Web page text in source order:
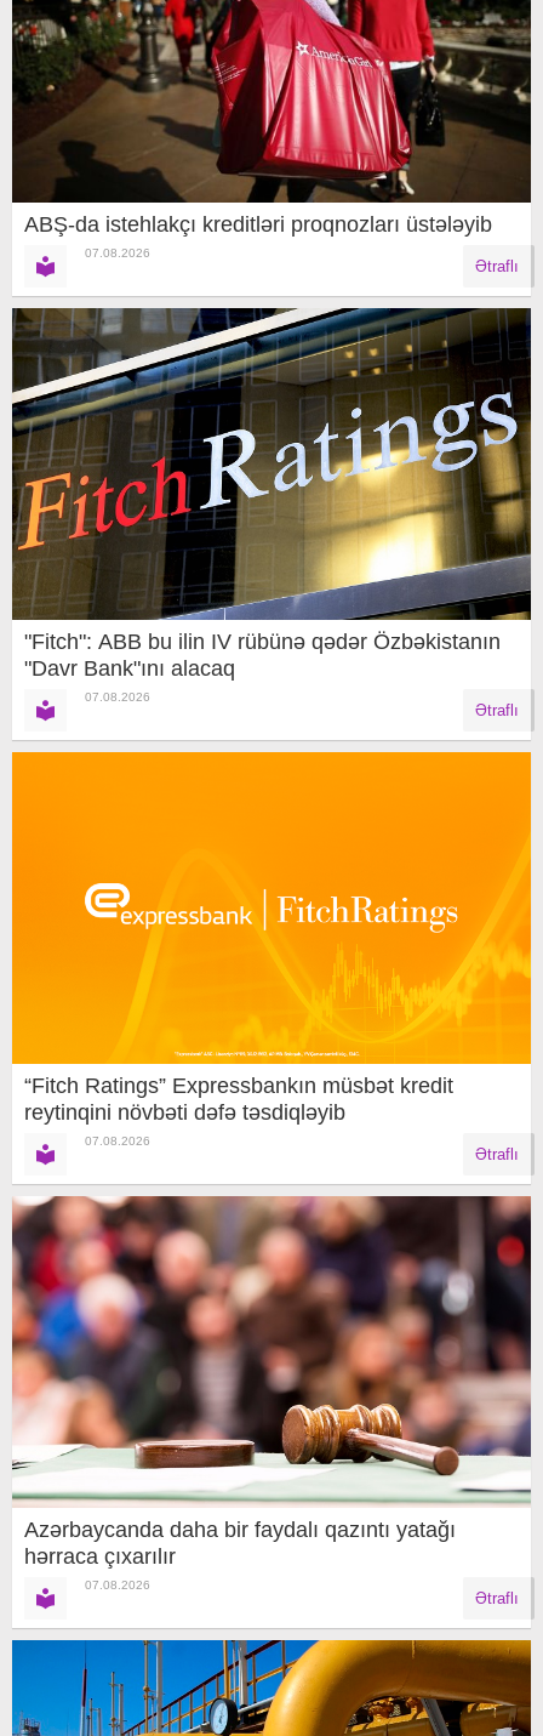
ABŞ-da istehlakçı kreditləri proqnozları üstələyib
07.08.2026
Ətraflı
"Fitch": ABB bu ilin IV rübünə qədər Özbəkistanın
"Davr Bank"ını alacaq
07.08.2026
Ətraflı
“Fitch Ratings” Expressbankın müsbət kredit
reytinqini növbəti dəfə təsdiqləyib
07.08.2026
Ətraflı
Azərbaycanda daha bir faydalı qazıntı yatağı
hərraca çıxarılır
07.08.2026
Ətraflı